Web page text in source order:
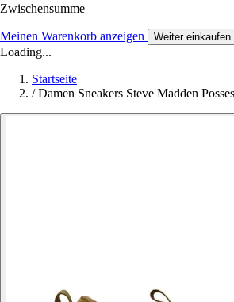
Zwischensumme
Meinen Warenkorb anzeigen Weiter einkaufen
Loading...
Startseite
/ Damen Sneakers Steve Madden